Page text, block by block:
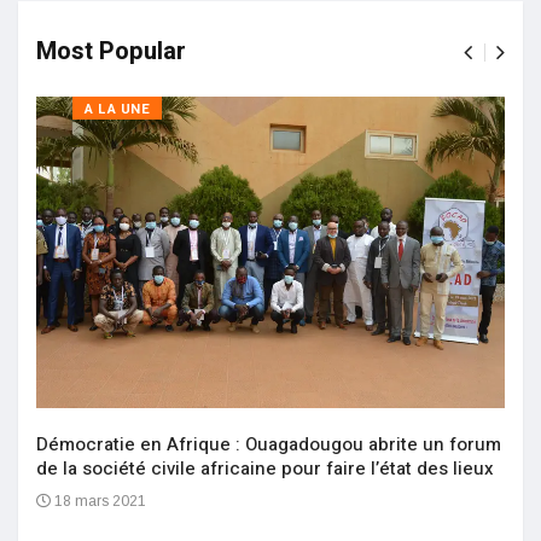
Most Popular
A LA UNE
Démocratie en Afrique : Ouagadougou abrite un forum
de la société civile africaine pour faire l’état des lieux
18 mars 2021